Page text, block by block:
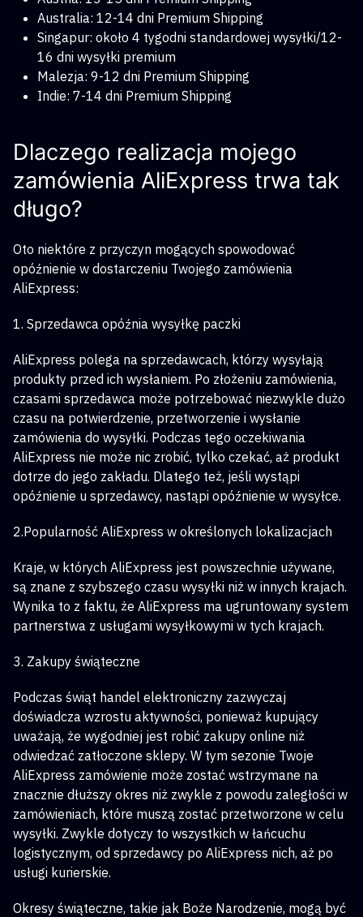
Australia: 12-14 dni Premium Shipping
Singapur: około 4 tygodni standardowej wysyłki/12-
16 dni wysyłki premium
Malezja: 9-12 dni Premium Shipping
Indie: 7-14 dni Premium Shipping
Dlaczego realizacja mojego
zamówienia AliExpress trwa tak
długo?
Oto niektóre z przyczyn mogących spowodować
opóźnienie w dostarczeniu Twojego zamówienia
AliExpress:
1. Sprzedawca opóźnia wysyłkę paczki
AliExpress polega na sprzedawcach, którzy wysyłają
produkty przed ich wysłaniem. Po złożeniu zamówienia,
czasami sprzedawca może potrzebować niezwykle dużo
czasu na potwierdzenie, przetworzenie i wysłanie
zamówienia do wysyłki. Podczas tego oczekiwania
AliExpress nie może nic zrobić, tylko czekać, aż produkt
dotrze do jego zakładu. Dlatego też, jeśli wystąpi
opóźnienie u sprzedawcy, nastąpi opóźnienie w wysyłce.
2.Popularność AliExpress w określonych lokalizacjach
Kraje, w których AliExpress jest powszechnie używane,
są znane z szybszego czasu wysyłki niż w innych krajach.
Wynika to z faktu, że AliExpress ma ugruntowany system
partnerstwa z usługami wysyłkowymi w tych krajach.
3. Zakupy świąteczne
Podczas świąt handel elektroniczny zazwyczaj
doświadcza wzrostu aktywności, ponieważ kupujący
uważają, że wygodniej jest robić zakupy online niż
odwiedzać zatłoczone sklepy. W tym sezonie Twoje
AliExpress zamówienie może zostać wstrzymane na
znacznie dłuższy okres niż zwykle z powodu zaległości w
zamówieniach, które muszą zostać przetworzone w celu
wysyłki. Zwykle dotyczy to wszystkich w łańcuchu
logistycznym, od sprzedawcy po AliExpress nich, aż po
usługi kurierskie.
Okresy świąteczne, takie jak Boże Narodzenie, mogą być